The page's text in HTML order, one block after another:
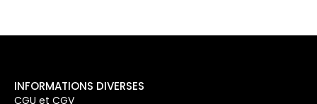
INFORMATIONS DIVERSES
CGU et CGV